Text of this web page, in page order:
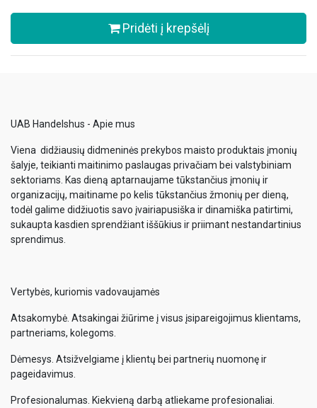
Pridėti į krepšėlį
UAB Handelshus - Apie mus
Viena didžiausių didmeninės prekybos maisto produktais įmonių
šalyje, teikianti maitinimo paslaugas privačiam bei valstybiniam
sektoriams. Kas dieną aptarnaujame tūkstančius įmonių ir
organizacijų, maitiname po kelis tūkstančius žmonių per dieną,
todėl galime didžiuotis savo įvairiapusiška ir dinamiška patirtimi,
sukaupta kasdien sprendžiant iššūkius ir priimant nestandartinius
sprendimus.
Vertybės, kuriomis vadovaujamės
Atsakomybė. Atsakingai žiūrime į visus įsipareigojimus klientams,
partneriams, kolegoms.
Dėmesys. Atsižvelgiame į klientų bei partnerių nuomonę ir
pageidavimus.
Profesionalumas. Kiekvieną darbą atliekame profesionaliai.